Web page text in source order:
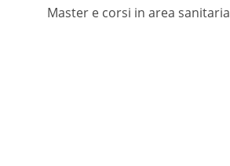
Master e corsi in area sanitaria